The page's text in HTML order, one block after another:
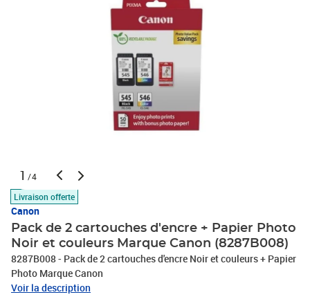
1 /4
Livraison offerte
Canon
Pack de 2 cartouches d'encre + Papier Photo
Noir et couleurs Marque Canon (8287B008)
8287B008 - Pack de 2 cartouches d'encre Noir et couleurs + Papier
Photo Marque Canon
Voir la description